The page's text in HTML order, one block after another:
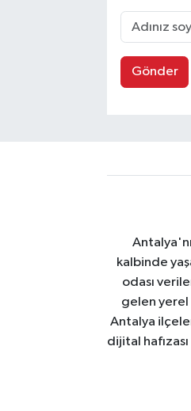
Gönder
kalbinde
odası
gelen yerel
Antalya
dijital